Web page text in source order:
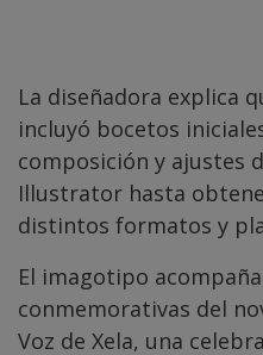
La diseñadora explica
incluyó bocetos
composición y ajustes
Illustrator hasta
distintos formatos y
El imagotipo
conmemorativas del
Voz de Xela, una